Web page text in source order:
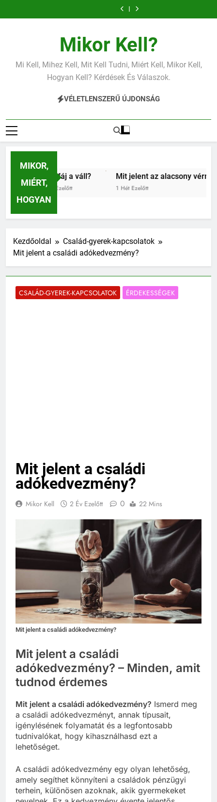
a
magas
alacsony vas?
Miért fáj a váll?
Mit jelent az
Mit jelent a
alacsony
vérnyomás?Mikor Kell?
Mi Kell, Mihez Kell, Mit Kell Tudni, Miért Kell, Mikor Kell,
Hogyan Kell? Kérdések És Válaszok.
VÉLETLENSZERŰ ÚJDONSÁG
MIKOR,
MIÉRT,
HOGYAN
Miért fáj a váll?
5 Nap Ezelőtt
Mit jelent az alacsony vérnyomás?
1 Hét Ezelőtt
Kezdőoldal
Család-gyerek-kapcsolatok
Mit jelent a családi adókedvezmény?
CSALÁD-GYEREK-KAPCSOLATOK ÉRDEKESSÉGEK
Mit jelent a családi
adókedvezmény?
Mikor Kell 2 Év Ezelőtt 0 22 Mins
Mit jelent a családi adókedvezmény?
Mit jelent a családi
adókedvezmény? – Minden, amit
tudnod érdemes
Mit jelent a családi adókedvezmény? Ismerd meg
a családi adókedvezményt, annak típusait,
igénylésének folyamatát és a legfontosabb
tudnivalókat, hogy kihasználhasd ezt a
lehetőséget.
A családi adókedvezmény egy olyan lehetőség,
amely segíthet könnyíteni a családok pénzügyi
terhein, különösen azoknak, akik gyermekeket